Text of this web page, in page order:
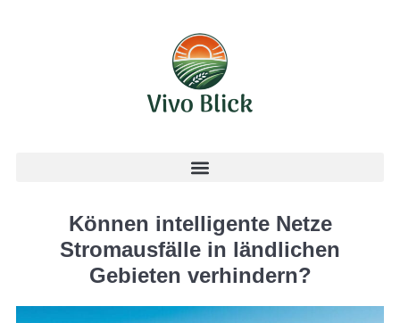
Können intelligente Netze
Stromausfälle in ländlichen
Gebieten verhindern?